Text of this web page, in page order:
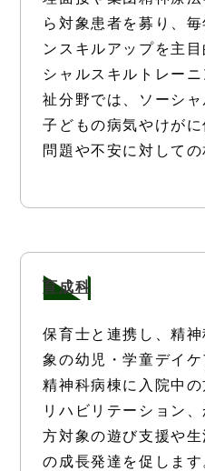
ら対象患者を募り、
ンスキルアップを主
シャルスキルトレー
祉分野では、ソーシャ
子どもの病気やけが
問題や不安に対しての
育成科
保育士と連携し、精
象の幼児・学童デイケ
精神科病棟に入院中
リハビリテーション
方対象の遊び支援や
の成長発達を促します